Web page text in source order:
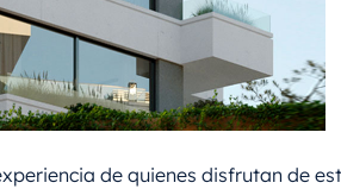
de quienes disfrutan de